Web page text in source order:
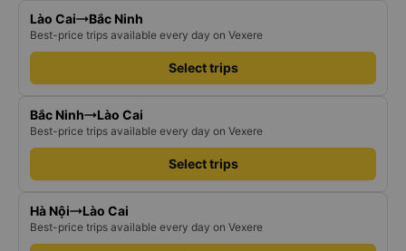
Lào Cai Bắc Ninh
Best-price trips available every day on Vexere
Select trips
Bắc Ninh Lào Cai
Best-price trips available every day on Vexere
Select trips
Hà Nội Lào Cai
Best-price trips available every day on Vexere